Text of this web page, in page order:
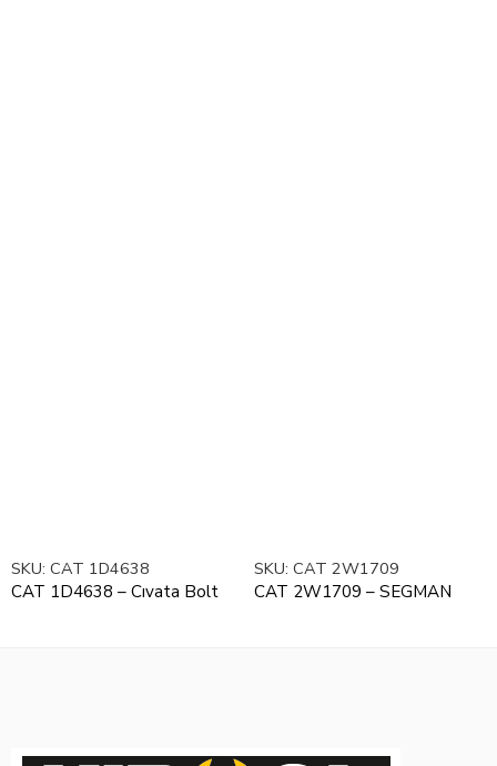
SKU: CAT 1D4638
CAT 1D4638 – Cıvata Bolt
SKU: CAT 2W1709
CAT 2W1709 – SEGMAN